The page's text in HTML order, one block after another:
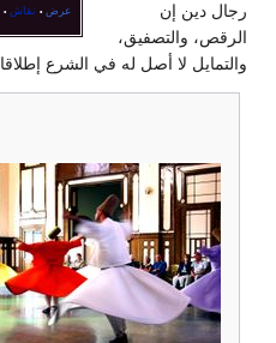
عرض • نقاش •
رجال دين إن
الرقص، والتصفيق،
والتمايل لا أصل له في الشرع إطلاقا.